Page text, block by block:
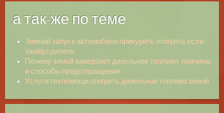
а так-же по теме
Зимний запуск автомобиля прикурить отогреть если
замёрз дизель
Почему зимой замерзает дизельное топливо: причины
и способы предотвращения
Услуга техпомощи отогреть дизельное топливо зимой